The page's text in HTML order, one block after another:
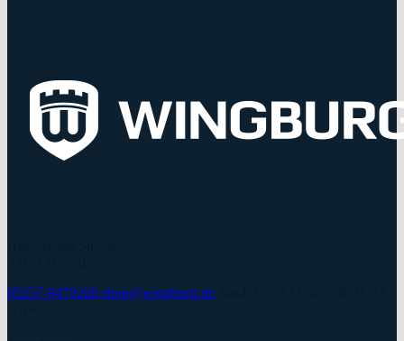
05257-9479260 shop@wingburg.de